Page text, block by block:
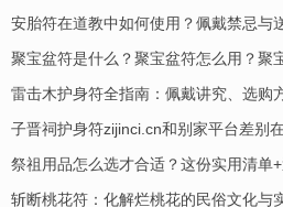
安胎符在道教中如何使用？佩戴禁忌与
聚宝盆符是什么？聚宝盆符怎么用？聚
雷击木护身符全指南：佩戴讲究、选购
子晋祠护身符zijinci.cn和别家平台差别
祭祖用品怎么选才合适？这份实用清单
斩断桃花符：化解烂桃花的民俗文化与